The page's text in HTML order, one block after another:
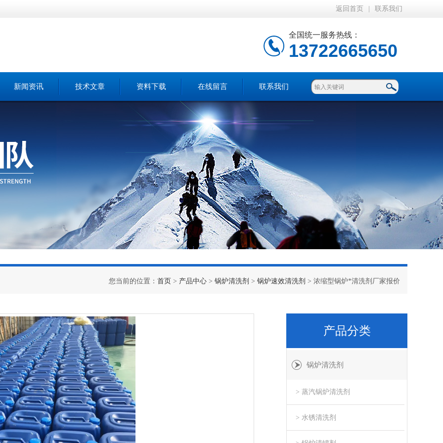
返回首页 联系我们
全国统一服务热线：
13722665650
新闻资讯 技术文章 资料下载 在线留言 联系我们
您当前的位置： 首页 > 产品中心 > 锅炉清洗剂 > 锅炉速效清洗剂 > 浓缩型锅炉*清洗剂厂家报价
产品分类
锅炉清洗剂
> 蒸汽锅炉清洗剂
> 水锈清洗剂